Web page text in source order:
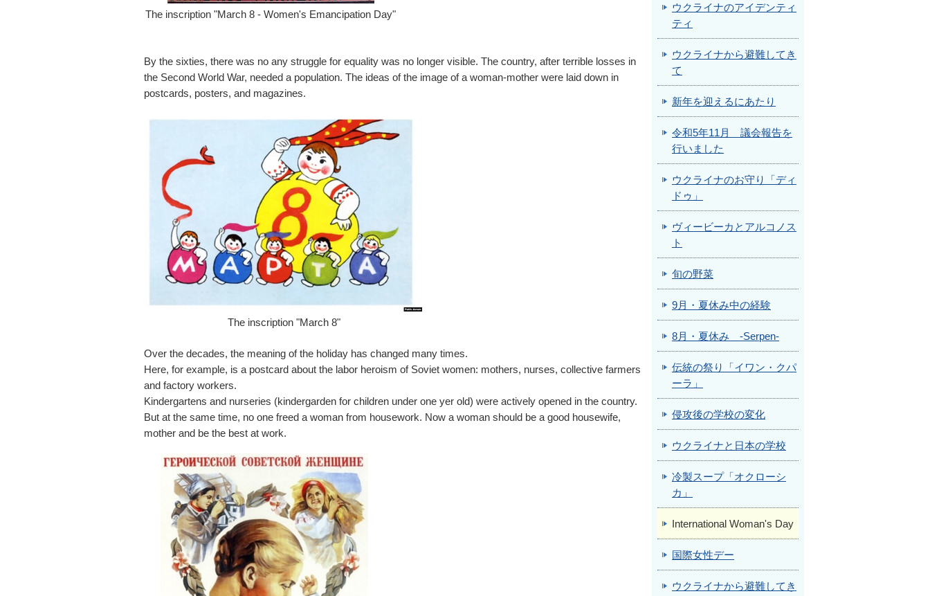
The inscription "March 8 - Women's Emancipation Day"
By the sixties, there was no any struggle for equality was no longer visible. The country, after terrible losses in
the Second World War, needed a population. The ideas of the image of a woman-mother were laid down in
postcards, posters, and magazines.
The inscription "March 8"
Over the decades, the meaning of the holiday has changed many times.
Here, for example, is a postcard about the labor heroism of Soviet women: mothers, nurses, collective farmers
and factory workers.
Kindergartens and nurseries (kindergarden for children under one yer old) were actively opened in the country.
But at the same time, no one freed a woman from housework. Now a woman should be a good housewife,
mother and be the best at work.
ウクライナのアイデンティ
ティ
ウクライナから避難してき
て
新年を迎えるにあたり
令和5年11月 議会報告を
行いました
ウクライナのお守り「ディ
ドゥ」
ヴィービーカとアルコノス
ト
旬の野菜
9月・夏休み中の経験
8月・夏休み -Serpen-
伝統の祭り「イワン・クパ
ーラ」
侵攻後の学校の変化
ウクライナと日本の学校
冷製スープ「オクローシ
カ」
International Woman's Day
国際女性デー
ウクライナから避難してき